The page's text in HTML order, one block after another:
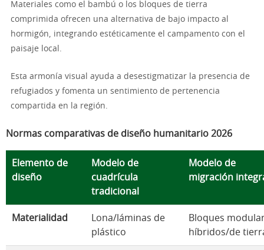
Materiales como el bambú o los bloques de tierra
comprimida ofrecen una alternativa de bajo impacto al
hormigón, integrando estéticamente el campamento con el
paisaje local.
Esta armonía visual ayuda a desestigmatizar la presencia de
refugiados y fomenta un sentimiento de pertenencia
compartida en la región.
Normas comparativas de diseño humanitario 2026
Elemento de
diseño
Modelo de
cuadrícula
tradicional
Modelo de
migración
Materialidad
Lona/láminas de
plástico
Bloques
híbridos/de